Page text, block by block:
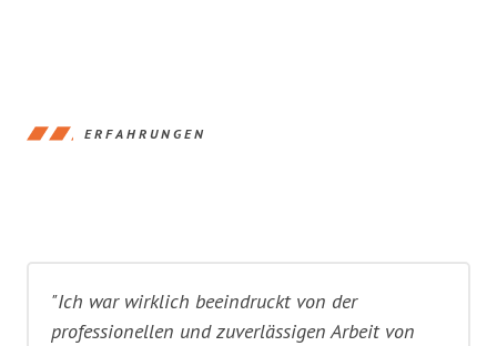
ERFAHRUNGEN
"Ich war wirklich beeindruckt von der
professionellen und zuverlässigen Arbeit von